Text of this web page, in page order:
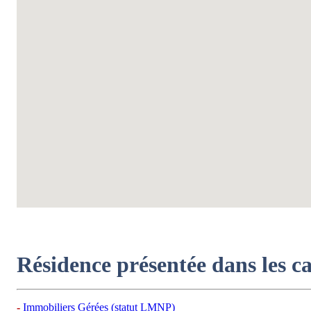
Résidence présentée dans les
Immobiliers Gérées (statut LMNP)